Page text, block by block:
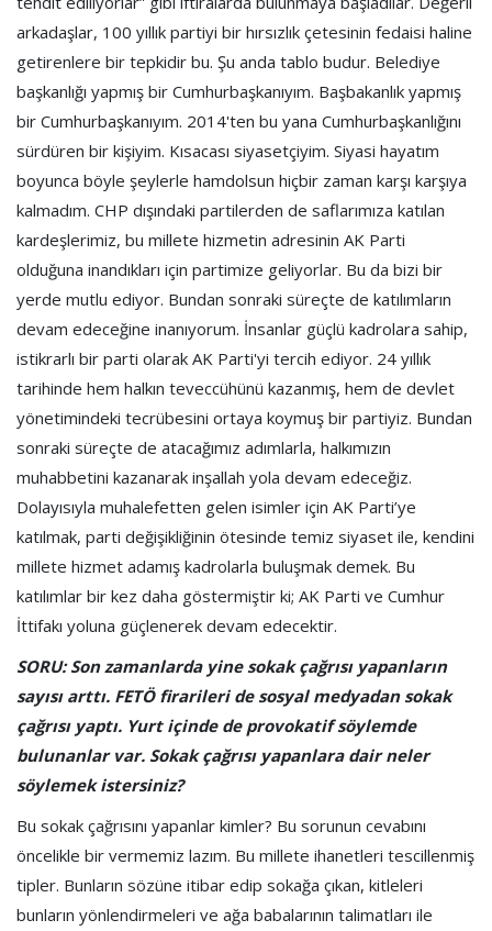
arkadaşlar, 100 yıllık partiyi bir hırsızlık çetesinin fedaisi haline
getirenlere bir tepkidir bu. Şu anda tablo budur. Belediye
başkanlığı yapmış bir Cumhurbaşkanıyım. Başbakanlık yapmış
bir Cumhurbaşkanıyım. 2014'ten bu yana Cumhurbaşkanlığını
sürdüren bir kişiyim. Kısacası siyasetçiyim. Siyasi hayatım
boyunca böyle şeylerle hamdolsun hiçbir zaman karşı karşıya
kalmadım. CHP dışındaki partilerden de saflarımıza katılan
kardeşlerimiz, bu millete hizmetin adresinin AK Parti
olduğuna inandıkları için partimize geliyorlar. Bu da bizi bir
yerde mutlu ediyor. Bundan sonraki süreçte de katılımların
devam edeceğine inanıyorum. İnsanlar güçlü kadrolara sahip,
istikrarlı bir parti olarak AK Parti'yi tercih ediyor. 24 yıllık
tarihinde hem halkın teveccühünü kazanmış, hem de devlet
yönetimindeki tecrübesini ortaya koymuş bir partiyiz. Bundan
sonraki süreçte de atacağımız adımlarla, halkımızın
muhabbetini kazanarak inşallah yola devam edeceğiz.
Dolayısıyla muhalefetten gelen isimler için AK Parti’ye
katılmak, parti değişikliğinin ötesinde temiz siyaset ile, kendini
millete hizmet adamış kadrolarla buluşmak demek. Bu
katılımlar bir kez daha göstermiştir ki; AK Parti ve Cumhur
İttifakı yoluna güçlenerek devam edecektir.
SORU: Son zamanlarda yine sokak çağrısı yapanların
sayısı arttı. FETÖ firarileri de sosyal medyadan sokak
çağrısı yaptı. Yurt içinde de provokatif söylemde
bulunanlar var. Sokak çağrısı yapanlara dair neler
söylemek istersiniz?
Bu sokak çağrısını yapanlar kimler? Bu sorunun cevabını
öncelikle bir vermemiz lazım. Bu millete ihanetleri tescillenmiş
tipler. Bunların sözüne itibar edip sokağa çıkan, kitleleri
bunların yönlendirmeleri ve ağa babalarının talimatları ile